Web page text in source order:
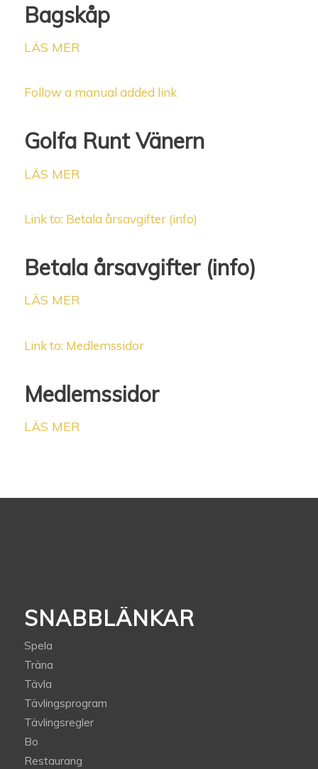
Bagskåp
LÄS MER
Follow a manual added link
Golfa Runt Vänern
LÄS MER
Link to: Betala årsavgifter (info)
Betala årsavgifter (info)
LÄS MER
Link to: Medlemssidor
Medlemssidor
LÄS MER
SNABBLÄNKAR
Spela
Träna
Tävla
Tävlingsprogram
Tävlingsregler
Bo
Restaurang